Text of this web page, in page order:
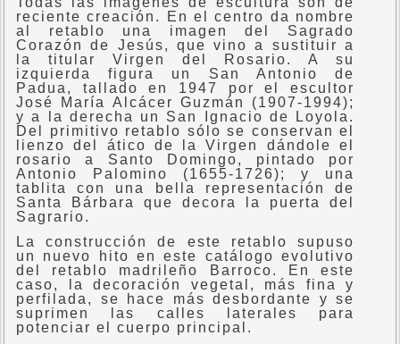
reciente creación. En el centro da nombre
al retablo una imagen del Sagrado
Corazón de Jesús, que vino a sustituir a
la titular Virgen del Rosario. A su
izquierda figura un San Antonio de
Padua, tallado en 1947 por el escultor
José María Alcácer Guzmán (1907-1994);
y a la derecha un San Ignacio de Loyola.
Del primitivo retablo sólo se conservan el
lienzo del ático de la Virgen dándole el
rosario a Santo Domingo, pintado por
Antonio Palomino (1655-1726); y una
tablita con una bella representación de
Santa Bárbara que decora la puerta del
Sagrario.
La construcción de este retablo supuso
un nuevo hito en este catálogo evolutivo
del retablo madrileño Barroco. En este
caso, la decoración vegetal, más fina y
perfilada, se hace más desbordante y se
suprimen las calles laterales para
potenciar el cuerpo principal.